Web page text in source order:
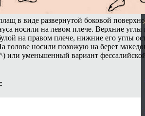
в виде развернутой боковой
носили на левом плече. Верхние
на правом плече, нижние его углы
голове носили похожую на берет
или уменьшенный вариант